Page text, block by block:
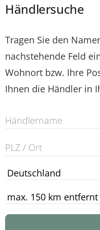
Händlersuche
Tragen Sie den
nachstehende Feld
Wohnort bzw. Ihre
Ihnen die Händler in